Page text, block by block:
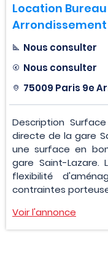
Location Bureau
Arrondissement
Nous consulter
Nous consulter
75009 Paris 9e
Description
directe de la gare
une surface en
gare Saint-Lazare.
flexibilité
contraintes
Voir l'annonce